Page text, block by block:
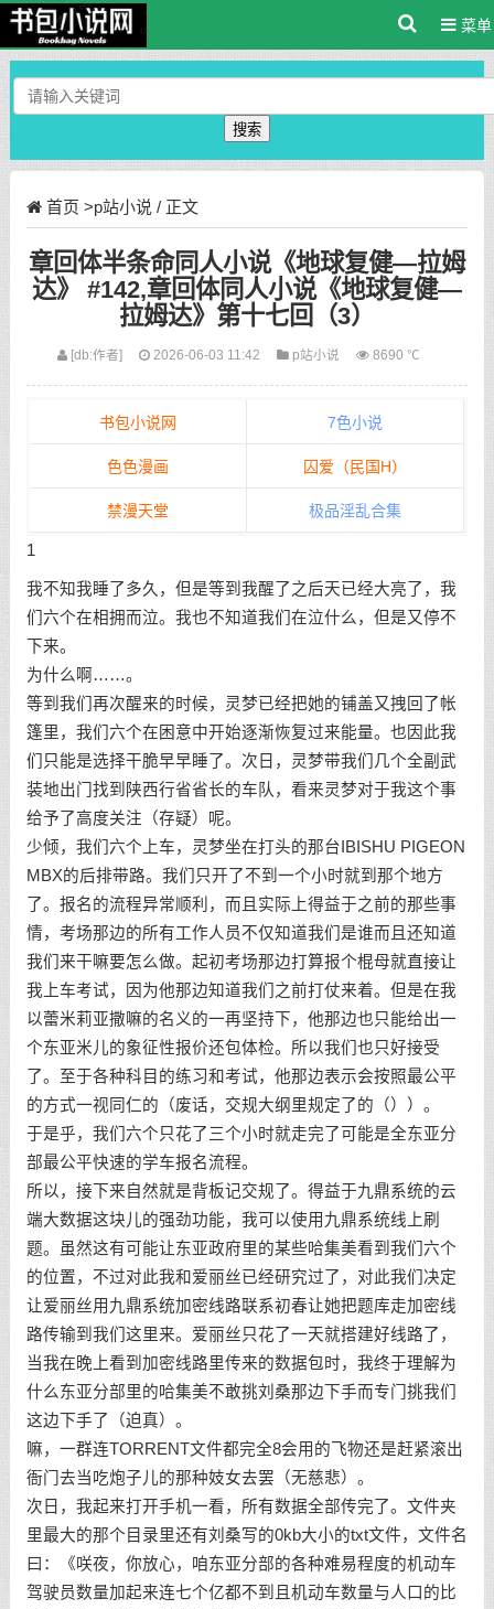
菜单
搜索
首页 >p站小说 / 正文
章回体半条命同人小说《地球复健—拉姆
达》 #142,章回体同人小说《地球复健—
拉姆达》第十七回（3）
[db:作者] 2026-06-03 11:42 p站小说 8690 ℃
书包小说网 7色小说
色色漫画 囚爱（民国H）
禁漫天堂 极品淫乱合集
1
我不知我睡了多久，但是等到我醒了之后天已经大亮了，我
们六个在相拥而泣。我也不知道我们在泣什么，但是又停不
下来。
为什么啊……。
等到我们再次醒来的时候，灵梦已经把她的铺盖又拽回了帐
篷里，我们六个在困意中开始逐渐恢复过来能量。也因此我
们只能是选择干脆早早睡了。次日，灵梦带我们几个全副武
装地出门找到陕西行省省长的车队，看来灵梦对于我这个事
给予了高度关注（存疑）呢。
少倾，我们六个上车，灵梦坐在打头的那台IBISHU PIGEON
MBX的后排带路。我们只开了不到一个小时就到那个地方
了。报名的流程异常顺利，而且实际上得益于之前的那些事
情，考场那边的所有工作人员不仅知道我们是谁而且还知道
我们来干嘛要怎么做。起初考场那边打算报个棍母就直接让
我上车考试，因为他那边知道我们之前打仗来着。但是在我
以蕾米莉亚撒嘛的名义的一再坚持下，他那边也只能给出一
个东亚米儿的象征性报价还包体检。所以我们也只好接受
了。至于各种科目的练习和考试，他那边表示会按照最公平
的方式一视同仁的（废话，交规大纲里规定了的（））。
于是乎，我们六个只花了三个小时就走完了可能是全东亚分
部最公平快速的学车报名流程。
所以，接下来自然就是背板记交规了。得益于九鼎系统的云
端大数据这块儿的强劲功能，我可以使用九鼎系统线上刷
题。虽然这有可能让东亚政府里的某些哈集美看到我们六个
的位置，不过对此我和爱丽丝已经研究过了，对此我们决定
让爱丽丝用九鼎系统加密线路联系初春让她把题库走加密线
路传输到我们这里来。爱丽丝只花了一天就搭建好线路了，
当我在晚上看到加密线路里传来的数据包时，我终于理解为
什么东亚分部里的哈集美不敢挑刘桑那边下手而专门挑我们
这边下手了（迫真）。
嘛，一群连TORRENT文件都完全8会用的飞物还是赶紧滚出
衙门去当吃炮子儿的那种妓女去罢（无慈悲）。
次日，我起来打开手机一看，所有数据全部传完了。文件夹
里最大的那个目录里还有刘桑写的0kb大小的txt文件，文件名
曰：《咲夜，你放心，咱东亚分部的各种难易程度的机动车
驾驶员数量加起来连七个亿都不到且机动车数量与人口的比